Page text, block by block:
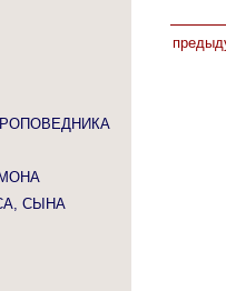
СЫНА